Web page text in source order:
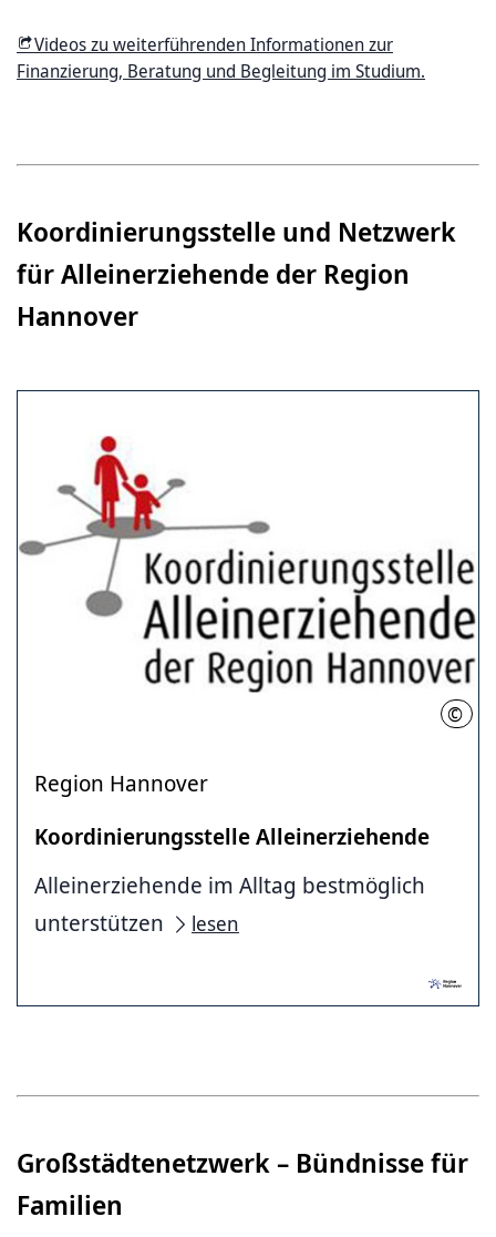
Videos zu weiterführenden Informationen zur
Finanzierung, Beratung und Begleitung im Studium.
Koordinierungsstelle und Netzwerk
für Alleinerziehende der Region
Hannover
©
Region Hannover
Koordinierungsstelle Alleinerziehende
Alleinerziehende im Alltag bestmöglich
unterstützen
lesen
Großstädtenetzwerk – Bündnisse für
Familien